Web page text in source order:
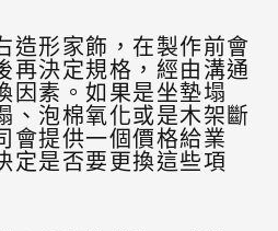
造形家飾，在製作前會
再決定規格，經由溝通
因素。如果是坐墊塌
、泡棉氧化或是木架斷
會提供一個價格給業
定是否要更換這些項